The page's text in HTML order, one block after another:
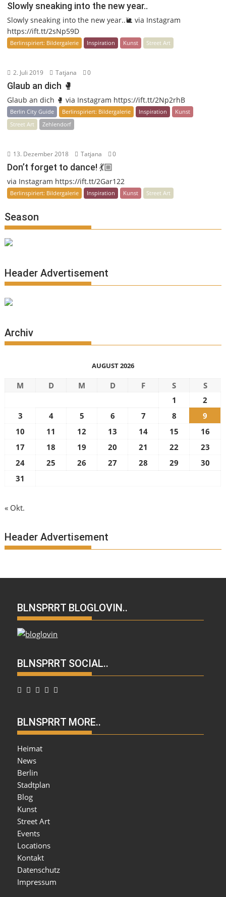
Slowly sneaking into the new year..
Slowly sneaking into the new year..🐌 via Instagram
https://ift.tt/2sNp59D
Berlinspiriert: Bildergalerie Inspiration Kunst Street Art
2. Juli 2019 Tatjana 0
Glaub an dich 🥊
Glaub an dich 🥊 via Instagram https://ift.tt/2Np2rhB
Berlin City Guide Berlinspiriert: Bildergalerie Inspiration
Kunst
Street Art
Zehlendorf
13. Dezember 2018 Tatjana 0
Don’t forget to dance! 💃🏼
via Instagram https://ift.tt/2Gar122
Berlinspiriert: Bildergalerie Inspiration Kunst Street Art
Season
Header Advertisement
Archiv
AUGUST 2026
M D M D F S
S
1
2
3
4 5 6 7 8
9
10
11 12 13 14 15
16
17
18 19 20 21 22
23
24
25 26 27 28 29
30
31
« Okt.
Header Advertisement
BLNSPRRT BLOGLOVIN..
BLNSPRRT SOCIAL..
BLNSPRRT MORE..
Heimat
News
Berlin
Stadtplan
Blog
Kunst
Street Art
Events
Locations
Kontakt
Datenschutz
Impressum